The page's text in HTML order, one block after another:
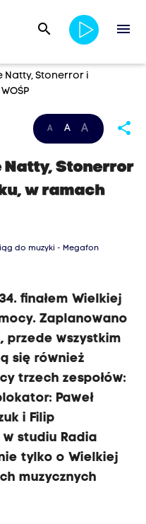
search menu
Natty, Stonerror i
A A A share
Natty, Stonerror
w ramach
do muzyki - Megafon
finałem Wielkiej
Zaplanowano
przede wszystkim
się również
trzech zespołów:
Paweł
i Filip
studiu Radia
tylko o Wielkiej
muzycznych